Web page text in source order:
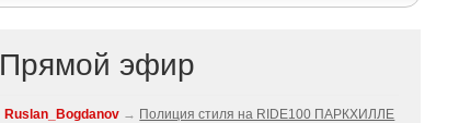
Прямой эфир
Ruslan_Bogdanov → Полиция стиля на RIDE100 ПАРКХИЛЛЕ